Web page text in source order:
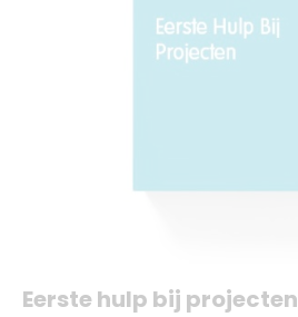
Eerste hulp bij projecten